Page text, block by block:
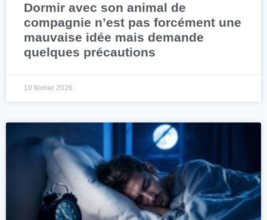
Dormir avec son animal de
compagnie n’est pas forcément une
mauvaise idée mais demande
quelques précautions
10 février 2026